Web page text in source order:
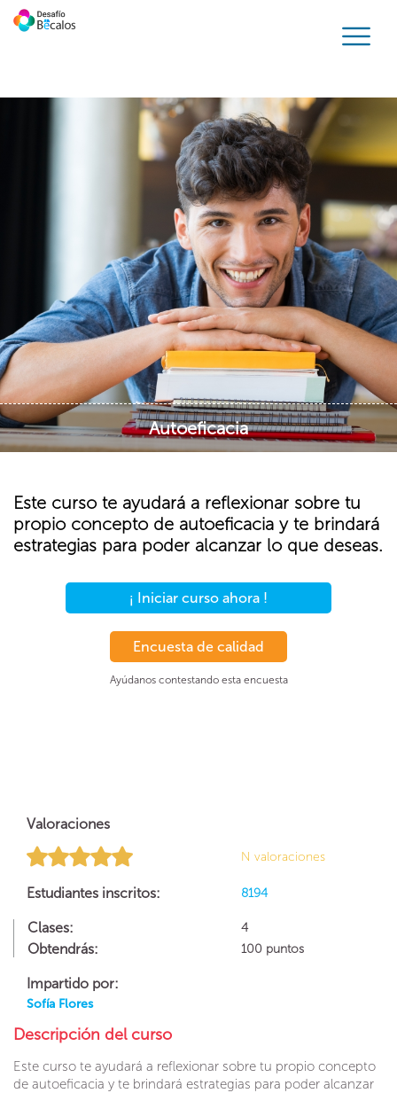
Autoeficacia
Este curso te ayudará a reflexionar sobre tu
propio concepto de autoeficacia y te brindará
estrategias para poder alcanzar lo que deseas.
¡ Iniciar curso ahora !
Encuesta de calidad
Ayúdanos contestando esta encuesta
Valoraciones
N valoraciones
Estudiantes inscritos: 8194
Clases: 4
Obtendrás: 100 puntos
Impartido por:
Sofía Flores
Descripción del curso
Este curso te ayudará a reflexionar sobre tu propio concepto
de autoeficacia y te brindará estrategias para poder alcanzar